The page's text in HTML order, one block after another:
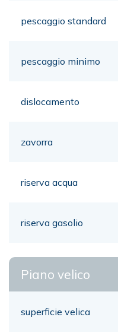
pescaggio standard
pescaggio minimo
dislocamento
zavorra
riserva acqua
riserva gasolio
Piano velico
superficie velica